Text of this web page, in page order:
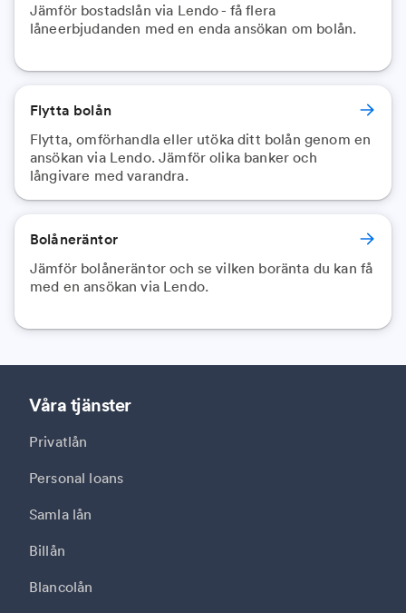
Jämför bostadslån via Lendo - få flera
låneerbjudanden med en enda ansökan om bolån.
Flytta bolån
Flytta, omförhandla eller utöka ditt bolån genom en
ansökan via Lendo. Jämför olika banker och
långivare med varandra.
Bolåneräntor
Jämför bolåneräntor och se vilken boränta du kan få
med en ansökan via Lendo.
Våra tjänster
Privatlån
Personal loans
Samla lån
Billån
Blancolån